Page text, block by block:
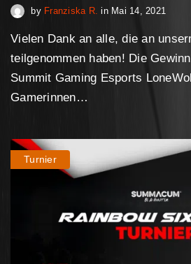
by Franziska R. in Mai 14, 2021
Vielen Dank an alle, die an
teilgenommen haben! Die
Summit Gaming Esports
Gamerinnen…
Turnier